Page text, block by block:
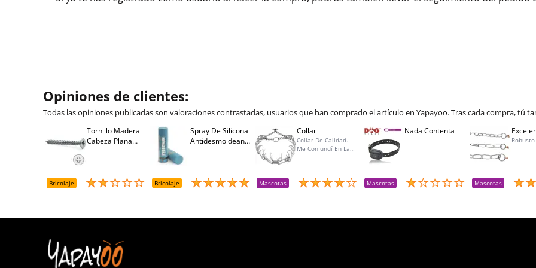
Opiniones de clientes:
Todas las opiniones publicadas son valoraciones contrastadas, usuarios que han comprado el artículo en Yapayoo. Tras cada compra, tú
Tornillo Madera
Cabeza Plana
Bricolaje
Spray De Silicona
Antidesmoldeante
Bricolaje
Collar
Collar De Calidad.
Me Confundí En La
Devolución Y Lo
Reemplacé Por La
Mascotas
Nada Contenta
Mascotas Mascotas